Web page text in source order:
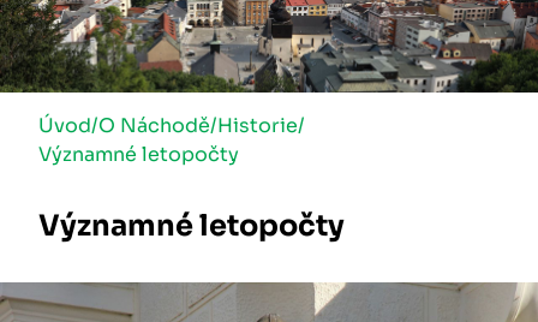
Úvod/O Náchodě/Historie/
Významné letopočty
Významné letopočty